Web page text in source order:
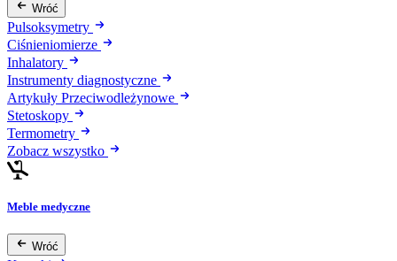
Wróć
Pulsoksymetry
Ciśnieniomierze
Inhalatory
Instrumenty diagnostyczne
Artykuły Przeciwodleżynowe
Stetoskopy
Termometry
Zobacz wszystko
Meble medyczne
Wróć